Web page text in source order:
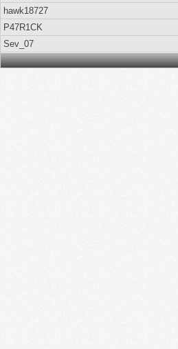
hawk18727
P47R1CK
Sev_07